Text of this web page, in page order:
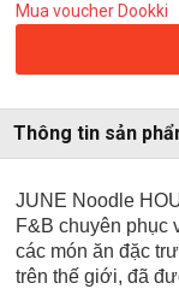
Mua voucher Dookki
Thông tin sản
JUNE Noodle
F&B chuyên phục
các món ăn đặc
trên thế giới, đã